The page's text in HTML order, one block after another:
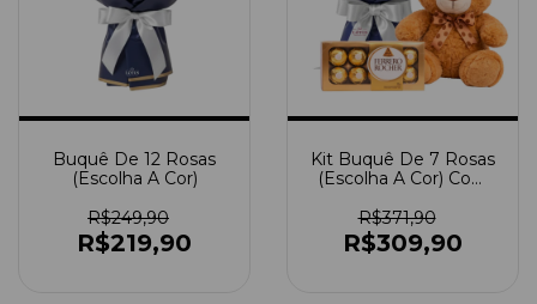
Buquê De 12 Rosas
(Escolha A Cor)
R$249,90
R$219,90
Kit Buquê De 7 Rosas
(Escolha A Cor) Com
Rocher
R$371,90
R$309,90